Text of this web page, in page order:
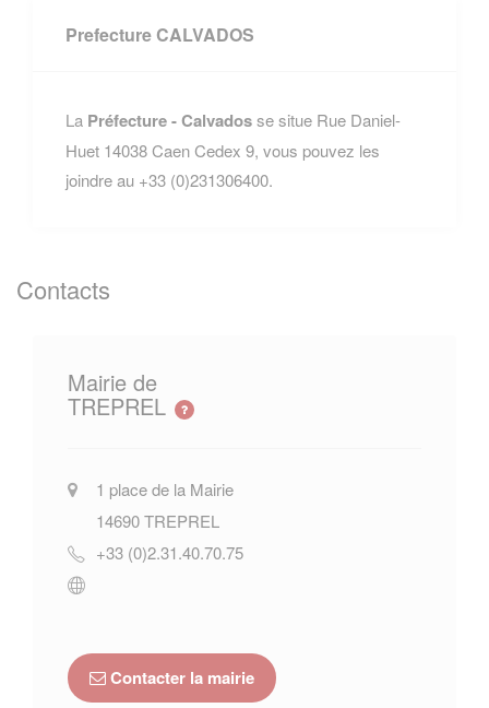
Prefecture CALVADOS
La Préfecture - Calvadosse situe Rue Daniel-
Huet 14038 Caen Cedex 9, vous pouvez les
joindre au +33 (0)231306400.
Contacts
Mairie de
TREPREL
1 place de la Mairie
14690TREPREL
+33 (0)2.31.40.70.75
Contacter la mairie